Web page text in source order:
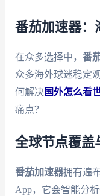
番茄加速器：
在众多选择中， 番
众多海外球迷稳定
何解决国外怎么看
痛点？
全球节点覆盖
番茄加速器拥有遍
App，它会智能分